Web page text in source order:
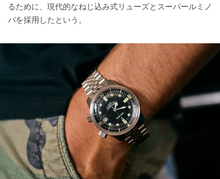
るために、現代的なねじ込み式リューズとスーパールミノ
バを採用したという。